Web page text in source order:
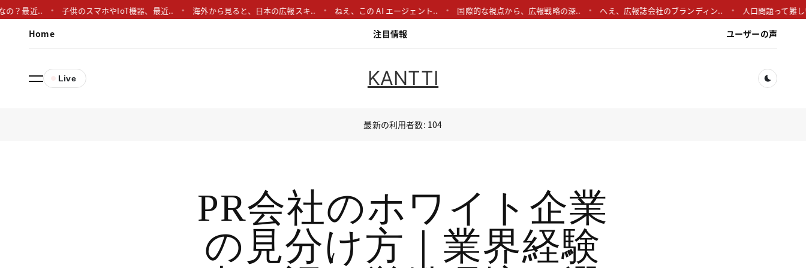
.. 子供のスマホやIoT機器、最近.. 海外から見ると、日本の広報スキ.. ねえ、この AI エージェント.. 国際的な視点から、広報戦略の深.. へえ、広報誌会社のブランディン.. 人口問題って難しいよね
Home 注目情報 ユーザーの声
Live KANTTI
最新の利用者数: 104
PR会社のホワイト企業
の見分け方｜業界経験